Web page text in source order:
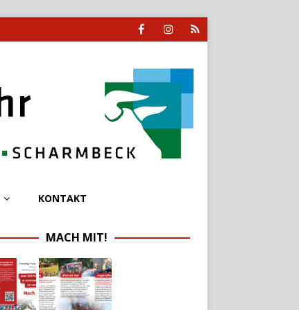
KONTAKT
MACH MIT!